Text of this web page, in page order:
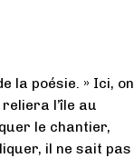
la poésie. » Ici, on
l’île au
le chantier,
il ne sait pas